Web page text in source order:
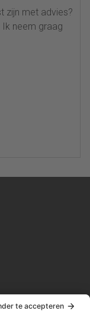
zijn met advies?
neem graag